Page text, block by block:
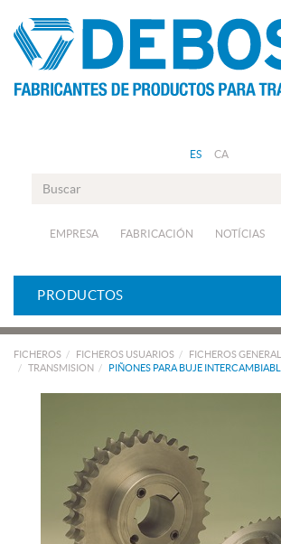
ES CA
EMPRESA FABRICACIÓN NOTÍCIAS
PRODUCTOS
FICHEROS FICHEROS USUARIOS FICHEROS
TRANSMISION
PIÑONES PARA BUJE